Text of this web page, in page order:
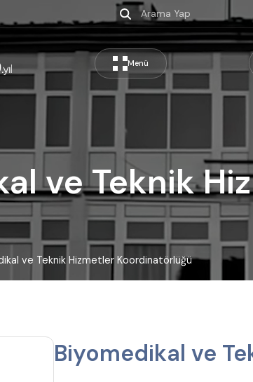
Menü
ve Teknik
ve Teknik Hizmetler Koordinatörlüğü
Biyomedikal ve